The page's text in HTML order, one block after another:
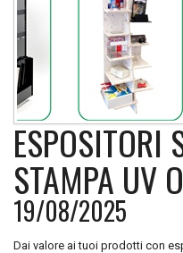
ESPOSITORI
STAMPA UV
19/08/2025
Dai valore ai tuoi prodotti con